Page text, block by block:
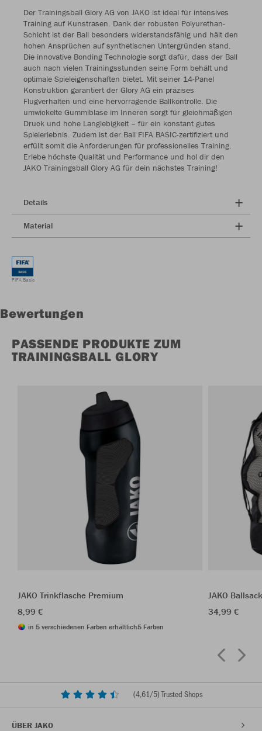
Der Trainingsball Glory AG von JAKO ist ideal für intensives
Training auf Kunstrasen. Dank der robusten Polyurethan-
Schicht ist der Ball besonders widerstandsfähig und hält den
hohen Ansprüchen auf synthetischen Untergründen stand.
Die innovative Bonding Technologie sorgt dafür, dass der Ball
auch nach vielen Trainingsstunden seine Form behält und
optimale Spieleigenschaften bietet. Mit seiner 14-Panel
Konstruktion garantiert der Glory AG ein präzises
Flugverhalten und eine hervorragende Ballkontrolle. Die
umwickelte Gummiblase im Inneren sorgt für gleichmäßigen
Druck und hohe Langlebigkeit – für ein konstant gutes
Spielerlebnis. Zudem ist der Ball FIFA BASIC-zertifiziert und
erfüllt somit die Anforderungen für professionelles Training.
Erlebe höchste Qualität und Performance und hol dir den
JAKO Trainingsball Glory AG für dein nächstes Training!
Details
Material
FIFA Basic
Bewertungen
PASSENDE PRODUKTE ZUM
TRAININGSBALL GLORY
JAKO Trinkflasche Premium
8,99 €
in 5 verschiedenen Farben erhältlich5 Farben
JAKO
34,99 €
(4,61/5) Trusted Shops
ÜBER JAKO